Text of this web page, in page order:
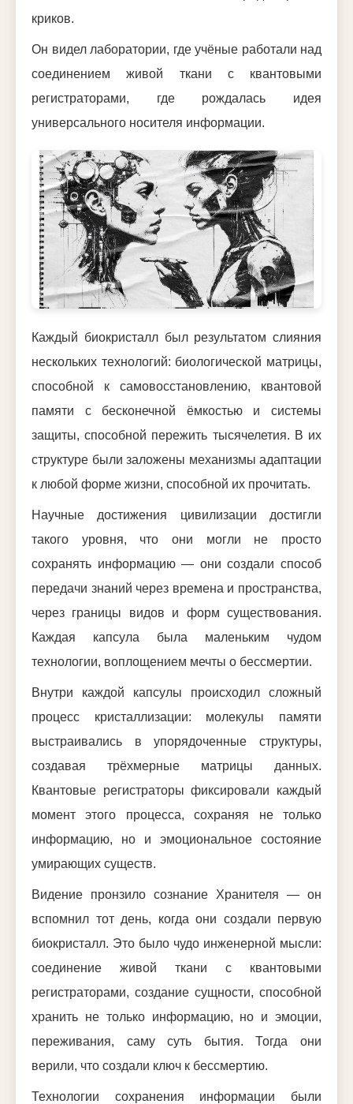
криков.
Он видел лаборатории, где учёные работали над
соединением живой ткани с квантовыми
регистраторами, где рождалась идея
универсального носителя информации.
Каждый биокристалл был результатом слияния
нескольких технологий: биологической матрицы,
способной к самовосстановлению, квантовой
памяти с бесконечной ёмкостью и системы
защиты, способной пережить тысячелетия. В их
структуре были заложены механизмы адаптации
к любой форме жизни, способной их прочитать.
Научные достижения цивилизации достигли
такого уровня, что они могли не просто
сохранять информацию — они создали способ
передачи знаний через времена и пространства,
через границы видов и форм существования.
Каждая капсула была маленьким чудом
технологии, воплощением мечты о бессмертии.
Внутри каждой капсулы происходил сложный
процесс кристаллизации: молекулы памяти
выстраивались в упорядоченные структуры,
создавая трёхмерные матрицы данных.
Квантовые регистраторы фиксировали каждый
момент этого процесса, сохраняя не только
информацию, но и эмоциональное состояние
умирающих существ.
Видение пронзило сознание Хранителя — он
вспомнил тот день, когда они создали первую
биокристалл. Это было чудо инженерной мысли:
соединение живой ткани с квантовыми
регистраторами, создание сущности, способной
хранить не только информацию, но и эмоции,
переживания, саму суть бытия. Тогда они
верили, что создали ключ к бессмертию.
Технологии сохранения информации были